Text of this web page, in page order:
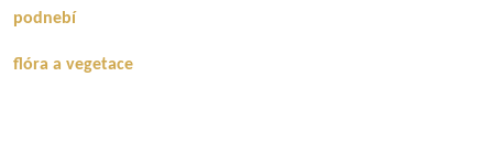
podnebí
flóra a vegetace